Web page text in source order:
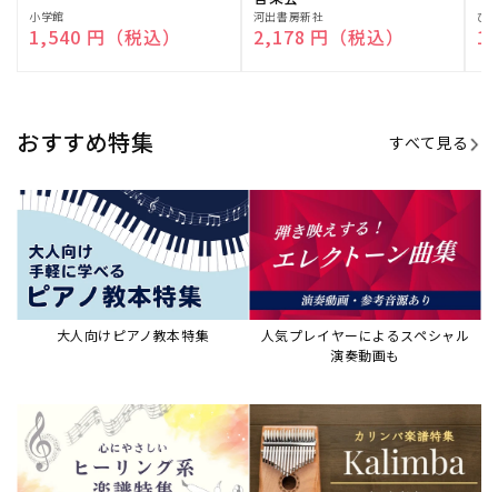
販
売
小学館
通常価格
1,540 円（税込）
販
売
河出書房新社
通常価格
2,178 円（税込）
販
売
ひ
おすすめ特集 すべて見る
大人向けピアノ教本特集
人気プレイヤーによるスペシャル
演奏動画も